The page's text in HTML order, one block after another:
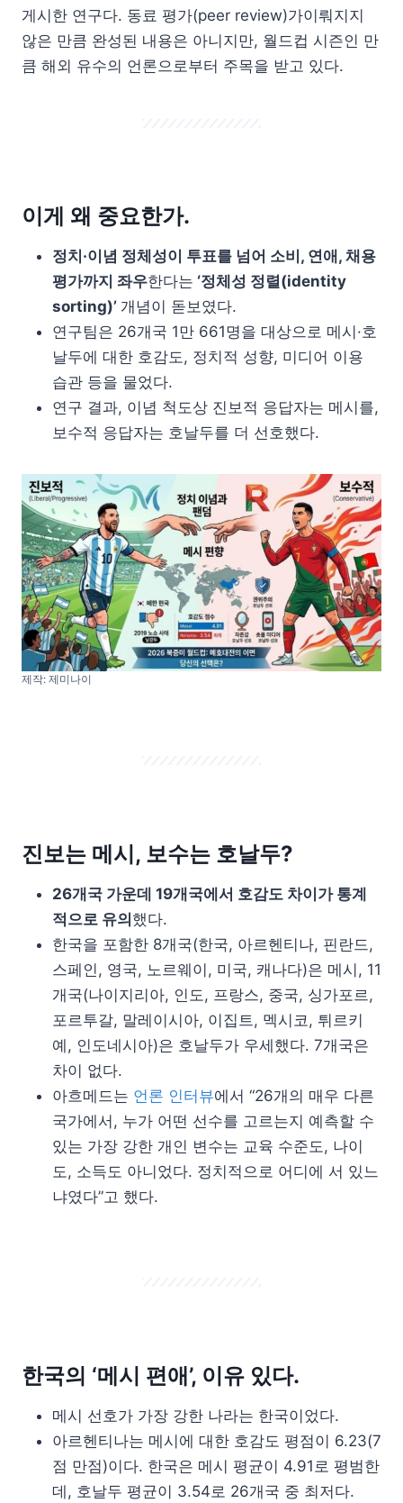
게시한 연구다. 동료 평가(peer review)가이뤄지지
않은 만큼 완성된 내용은 아니지만, 월드컵 시즌인 만
큼 해외 유수의 언론으로부터 주목을 받고 있다.
이게 왜 중요한가.
정치·이념 정체성이 투표를 넘어 소비, 연애, 채용
평가까지 좌우한다는 ‘정체성 정렬(identity
sorting)’ 개념이 돋보였다.
연구팀은 26개국 1만 661명을 대상으로 메시·호
날두에 대한 호감도, 정치적 성향, 미디어 이용
습관 등을 물었다.
연구 결과, 이념 척도상 진보적 응답자는 메시를,
보수적 응답자는 호날두를 더 선호했다.
제작: 제미나이
진보는 메시, 보수는 호날두?
26개국 가운데 19개국에서 호감도 차이가 통계
적으로 유의했다.
한국을 포함한 8개국(한국, 아르헨티나, 핀란드,
스페인, 영국, 노르웨이, 미국, 캐나다)은 메시, 11
개국(나이지리아, 인도, 프랑스, 중국, 싱가포르,
포르투갈, 말레이시아, 이집트, 멕시코, 튀르키
예, 인도네시아)은 호날두가 우세했다. 7개국은
차이 없다.
아흐메드는 언론 인터뷰에서 “26개의 매우 다른
국가에서, 누가 어떤 선수를 고르는지 예측할 수
있는 가장 강한 개인 변수는 교육 수준도, 나이
도, 소득도 아니었다. 정치적으로 어디에 서 있느
냐였다”고 했다.
한국의 ‘메시 편애’, 이유 있다.
메시 선호가 가장 강한 나라는 한국이었다.
아르헨티나는 메시에 대한 호감도 평점이 6.23(7
점 만점)이다. 한국은 메시 평균이 4.91로 평범한
데, 호날두 평균이 3.54로 26개국 중 최저다.